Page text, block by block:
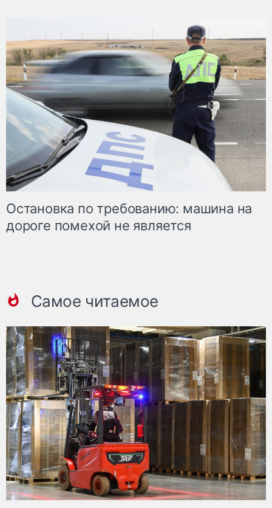
Остановка по требованию: машина на
дороге помехой не является
Самое читаемое